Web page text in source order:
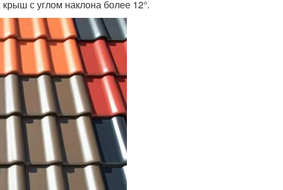
с углом наклона более 12°.